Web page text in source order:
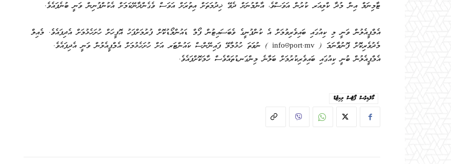
ޓާމިނަލް އިން މުދާ ކްލިއަރ ކުރުން އަވަސްވެ، އާންމުނަށް ދެވޭ ޚިދުމަތަށް އިތުރަށް އަވަސް ވެގެންދާނޭކަމަށް އެކުންފުނިން ވަނީ ބުނެފައެވެ.
އެމްޕީއެލުން ވަނީ މި ކިއުގައި ބައިވެރިވުމަށް އެ ކުންފުނީގެ ވެބަސައިޓުން ފޯމް ޑައުންލޯޑުކޮށް ފުރުމަށްފަހު އޮފީހަށް ހުށަހެޅުމަށް އެދިފައެވެ. މެއިލް
މެދުވެރިކޮށް ފޮނުވާނަމަ ( info@port.mv ) ނުވަތަ ހުޅުމާލޭ ފައިނޭންސް ކައުންޓަރ އަށް ހުށަހެޅުމަށް އެމްޕީއެލުން ވަނީ އެދިފައެވެ.
އެމްޕީއެލުން ބުނީ ކިއުގައި ބައިވެރިކުރުމަށް ބަލާނެ މިންގަނޑުތައްވެސް ހާމަކޮށްފައެވެ.
މޯލްޑިވްސް ޕޯޓްސް ލިމިޓެޑް